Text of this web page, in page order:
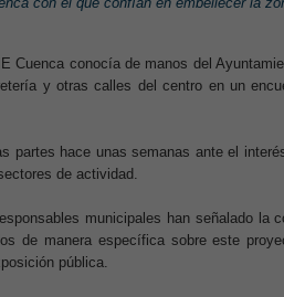
Cuenca conocía de manos del
y otras calles del centro en un
partes hace unas semanas ante el
de actividad.
municipales han señalado la
de manera específica sobre este
pública.